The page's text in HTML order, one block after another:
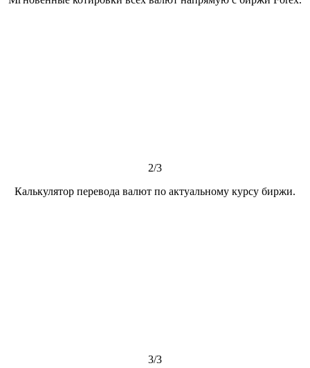
2/3
Калькулятор перевода валют по актуальному курсу биржи.
3/3